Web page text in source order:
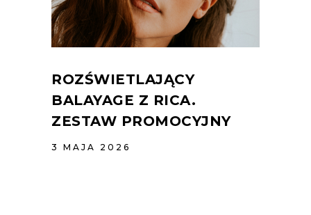
ROZŚWIETLAJĄCY
BALAYAGE Z RICA.
ZESTAW PROMOCYJNY
3 MAJA 2026